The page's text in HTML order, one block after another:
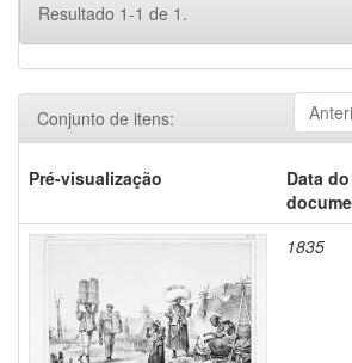
Resultado 1-1 de 1.
Conjunto de itens:
Pré-visualização
Data do
1835